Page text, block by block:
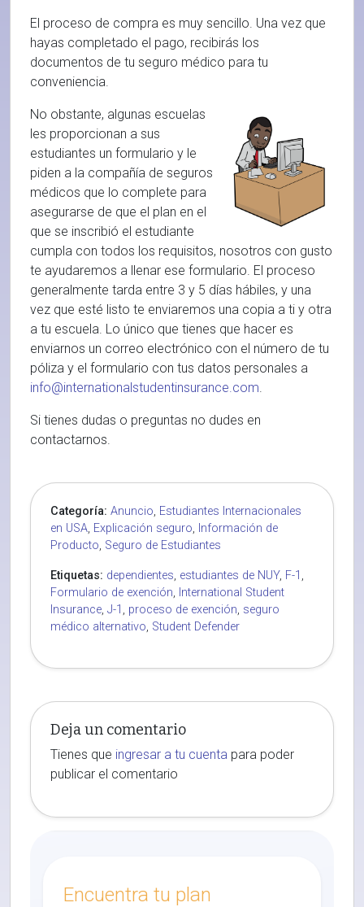
El proceso de compra es muy sencillo. Una vez que
hayas completado el pago, recibirás los
documentos de tu seguro médico para tu
conveniencia.
No obstante, algunas escuelas
les proporcionan a sus
estudiantes un formulario y le
piden a la compañía de seguros
médicos que lo complete para
asegurarse de que el plan en el
que se inscribió el estudiante
cumpla con todos los requisitos, nosotros con gusto
te ayudaremos a llenar ese formulario. El proceso
generalmente tarda entre 3 y 5 días hábiles, y una
vez que esté listo te enviaremos una copia a ti y otra
a tu escuela. Lo único que tienes que hacer es
enviarnos un correo electrónico con el número de tu
póliza y el formulario con tus datos personales a
info@internationalstudentinsurance.com.
Si tienes dudas o preguntas no dudes en
contactarnos.
Categoría: Anuncio, Estudiantes Internacionales
en USA, Explicación seguro, Información de
Producto, Seguro de Estudiantes
Etiquetas: dependientes, estudiantes de NUY, F-1 ,
Formulario de exención, International Student
Insurance, J-1 , proceso de exención, seguro
médico alternativo, Student Defender
Deja un comentario
Tienes que ingresar a tu cuenta para poder
publicar el comentario
Encuentra tu plan